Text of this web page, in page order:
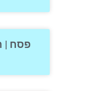
פסח |